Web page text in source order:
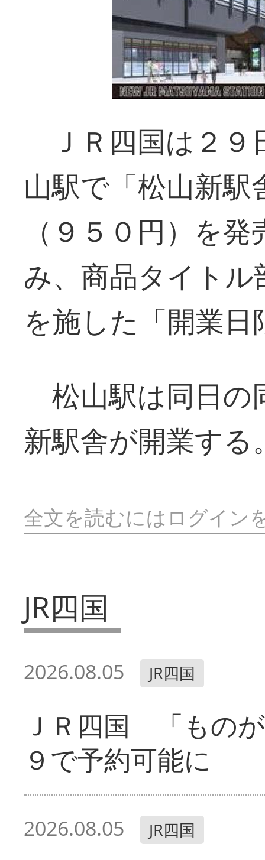
ＪＲ四国は２９
山駅で「松山新駅
（９５０円）を
み、商品タイト
を施した「開業
松山駅は同日の
新駅舎が開業する
全文を読むにはログイン
JR四国
2026.08.05 JR四国
ＪＲ四国 「もの
９で予約可能に
2026.08.05 JR四国